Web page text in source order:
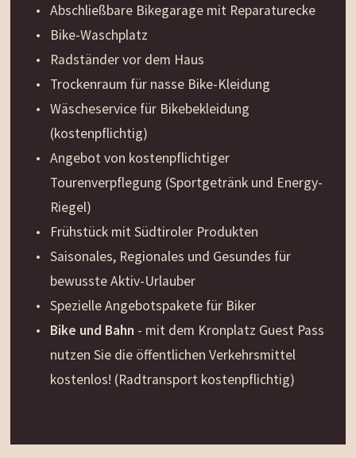
Abschließbare Bikegarage mit Reparaturecke
Bike-Waschplatz
Radständer vor dem Haus
Trockenraum für nasse Bike-Kleidung
Wäscheservice für Bikebekleidung
(kostenpflichtig)
Angebot von kostenpflichtiger
Tourenverpflegung (Sportgetränk und Energy-
Riegel)
Frühstück mit Südtiroler Produkten
Saisonales, Regionales und Gesundes für
bewusste Aktiv-Urlauber
Spezielle Angebotspakete für Biker
Bike und Bahn - mit dem Kronplatz Guest Pass
nutzen Sie die öffentlichen Verkehrsmittel
kostenlos! (Radtransport kostenpflichtig)